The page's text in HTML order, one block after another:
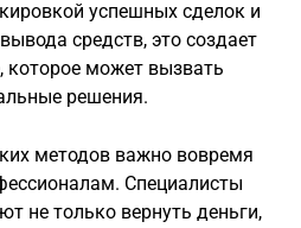
успешных сделок и
средств, это создает
которое может вызвать
решения.
методов важно вовремя
Специалисты
не только вернуть деньги,